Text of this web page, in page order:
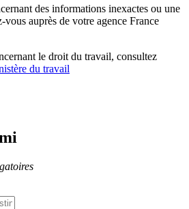
des informations inexactes ou une
vous auprès de votre agence France
le droit du travail, consultez
du travail